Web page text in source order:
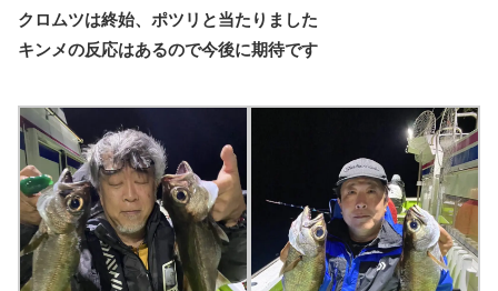
クロムツは終始、ポツリと当たりました
キンメの反応はあるので今後に期待です